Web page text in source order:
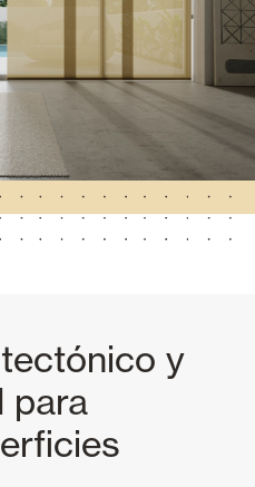
y
para